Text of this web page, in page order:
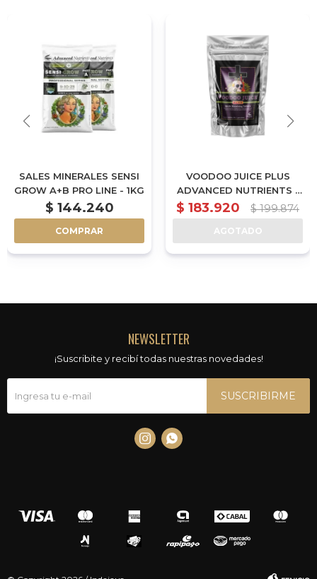
SALES MINERALES SENSI
GROW A+B PRO LINE - 1KG
$ 144.240
COMPRAR
VOODOO JUICE PLUS
ADVANCED NUTRIENTS -
(PACK X10 UN.)
$ 183.920 $ 199.874
AGOTADO
NEWSLETTER
¡Suscribite y recibí todas nuestras novedades!
SUSCRIBIRME
 